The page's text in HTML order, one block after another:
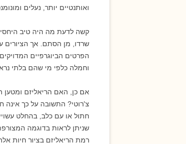
ואותנטיים יותר, נעלים
קשה לדעת מה היה טיב
שרדו, מן הסתם. אך הציורים
הפרטים הביוגרפיים
וחמלה כלפי מי שהם בלתי
אם כן, האם הריאליזם ומטען
צ'רוטי? התשובה על כך אינה
חתול או עם כלב, בהחלט
שניתן לראות בדוגמה
רמת הריאליזם בציור חיות